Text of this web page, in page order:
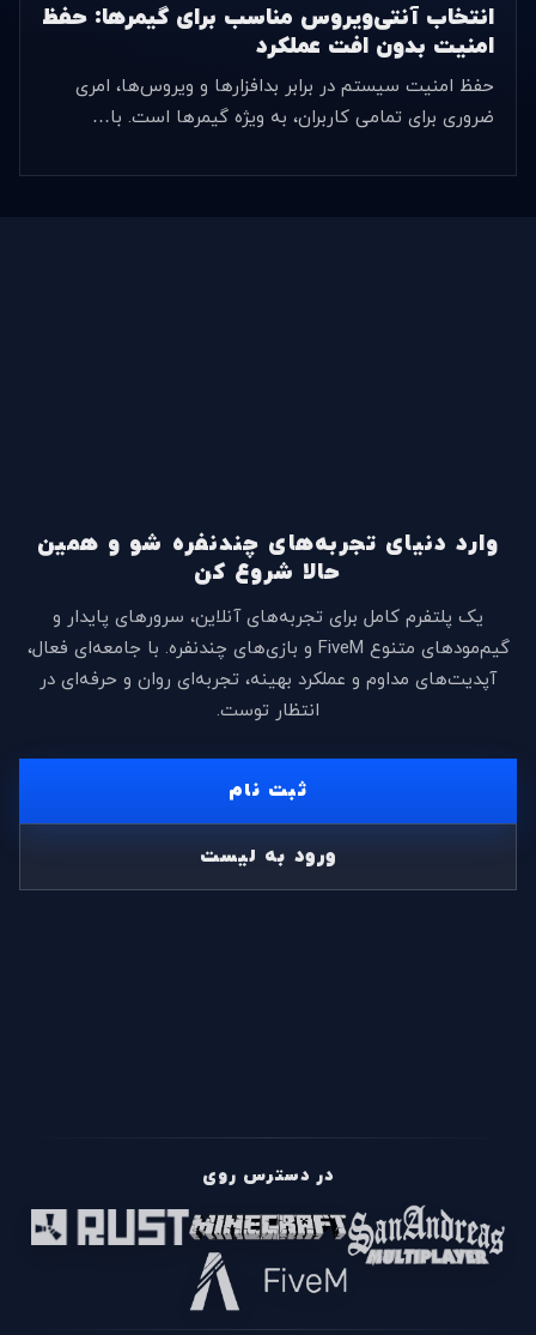
انتخاب آنتی‌ویروس مناسب برای گیمرها: حفظ
امنیت بدون افت عملکرد
حفظ امنیت سیستم در برابر بدافزارها و ویروس‌ها، امری
ضروری برای تمامی کاربران، به ویژه گیمرها است. با…
وارد دنیای تجربه‌های چندنفره شو و همین
حالا شروع کن
یک پلتفرم کامل برای تجربه‌های آنلاین، سرورهای پایدار و
گیم‌مودهای متنوع FiveM و بازی‌های چندنفره. با جامعه‌ای فعال،
آپدیت‌های مداوم و عملکرد بهینه، تجربه‌ای روان و حرفه‌ای در
انتظار توست.
ثبت نام
ورود به لیست
در دسترس روی